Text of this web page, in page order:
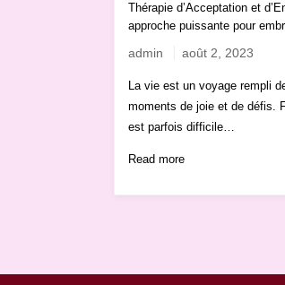
Thérapie d’Acceptation et
approche puissante pour
admin août 2, 2023
La vie est un voyage rempli
moments de joie et de défis.
est parfois difficile…
Read more